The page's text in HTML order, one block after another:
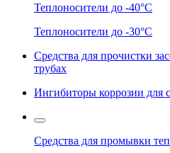
Теплоносители до -40°C
Теплоносители до -30°C
Средства для прочистки
трубах
Ингибиторы коррозии для
Средства для промывки